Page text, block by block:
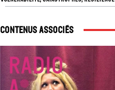
Contenus associés